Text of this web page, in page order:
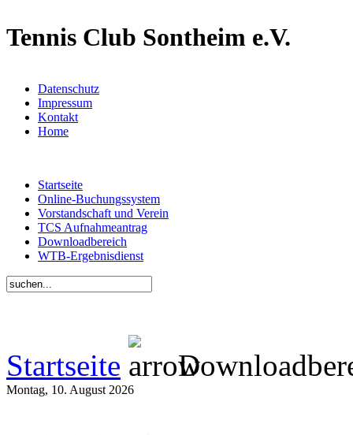
Tennis Club Sontheim e.V.
Datenschutz
Impressum
Kontakt
Home
Startseite
Online-Buchungssystem
Vorstandschaft und Verein
TCS Aufnahmeantrag
Downloadbereich
WTB-Ergebnisdienst
Startseite
Montag, 10. August 2026